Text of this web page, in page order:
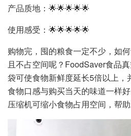
产品质地：🌟🌟🌟🌟🌟
使用感受：🌟🌟🌟🌟🌟
购物完，囤的粮食一定不少，如
且不占空间呢？FoodSaver食品
袋可使食物新鲜度延长5倍以上，
食物口感与购买当天的味道一样
压缩机可缩小食物占用空间，帮